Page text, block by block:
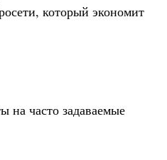
который экономит
на часто задаваемые